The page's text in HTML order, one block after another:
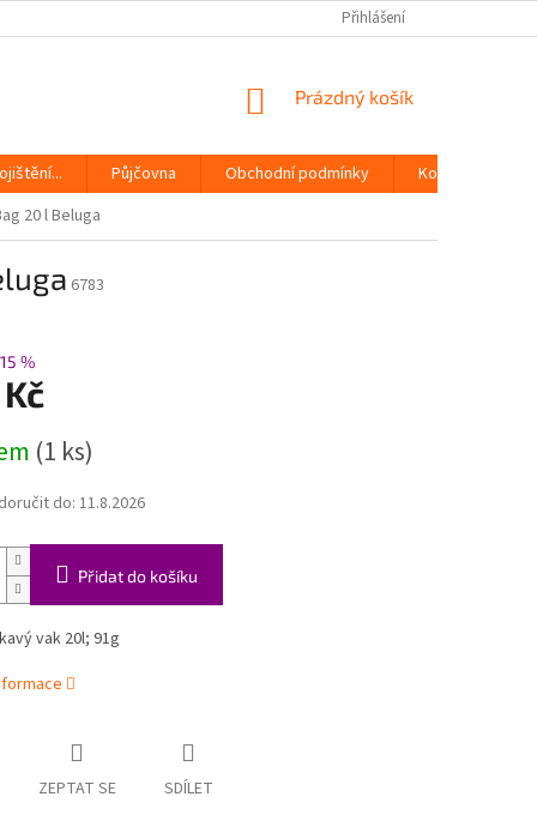
Přihlášení
NÁKUPNÍ
Prázdný košík
Půjčovna Obchodní podmínky
Kontakty
20 l Beluga
6783
%
(1 ks)
do: 11.8.2026
Přidat do košíku
vak 20l; 91g
ZEPTAT SE SDÍLET